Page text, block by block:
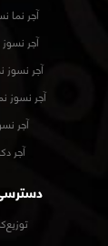
آجر نما
آجر
آجر نسوز
آجر نسوز
آجر
آجر